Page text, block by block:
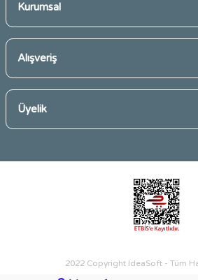
Kurumsal
Alışveriş
Üyelik
2022 Copyright IdeaSoft - Tüm